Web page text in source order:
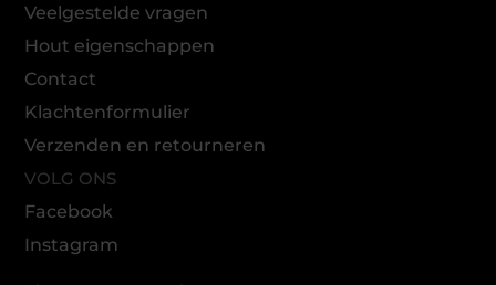
Veelgestelde vragen
Hout eigenschappen
Contact
Klachtenformulier
Verzenden en retourneren
VOLG ONS
Facebook
Instagram